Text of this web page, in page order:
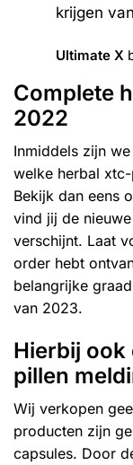
krijgen
Ultimate X
Complete
2022
Inmiddels zijn
welke herbal
Bekijk dan eens
vind jij de
verschijnt. Laat
order hebt
belangrijke
van 2023.
Hierbij ook
pillen
Wij verkopen
producten zijn
capsules. Door